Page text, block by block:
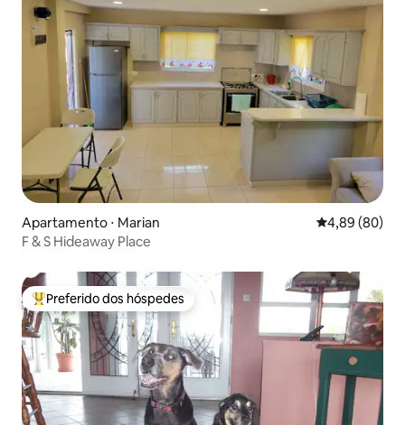
Apartamento ⋅ Marian 4,89 de uma
4,89 (80)
F & S Hideaway Place
Entre os melhores preferidos dos hóspedes
Preferido dos hóspedes